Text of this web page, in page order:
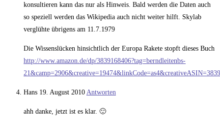
konsultieren kann das nur als Hinweis. Bald werden die Daten auch
so speziell werden das Wikipedia auch nicht weiter hilft. Skylab
verglühte übrigens am 11.7.1979
Die Wissenslücken hinsichtlich der Europa Rakete stopft dieses Buch
http://www.amazon.de/dp/3839168406?tag=berndleitenbs-
Hans 19. August 2010 Antworten
ahh danke, jetzt ist es klar. 🙂